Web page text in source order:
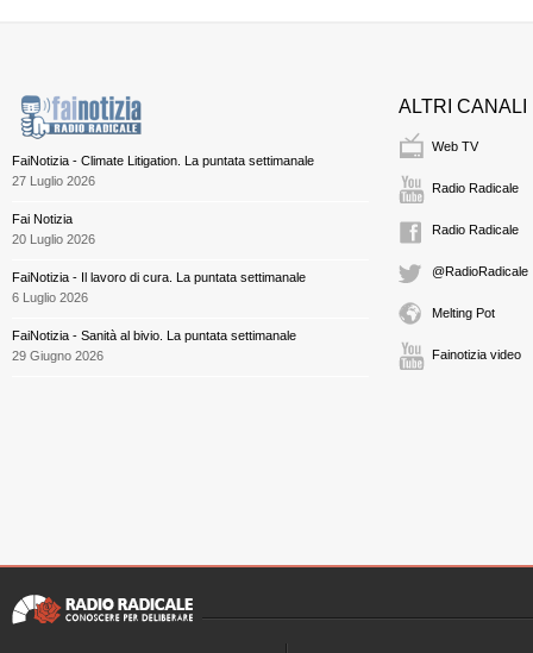
FaiNotizia - Climate Litigation. La puntata settimanale
27 Luglio 2026
Fai Notizia
20 Luglio 2026
FaiNotizia - Il lavoro di cura. La puntata settimanale
6 Luglio 2026
FaiNotizia - Sanità al bivio. La puntata settimanale
29 Giugno 2026
ALTRI CANALI
Web TV
Radio Radicale
Radio Radicale
@RadioRadicale
Melting Pot
Fainotizia video